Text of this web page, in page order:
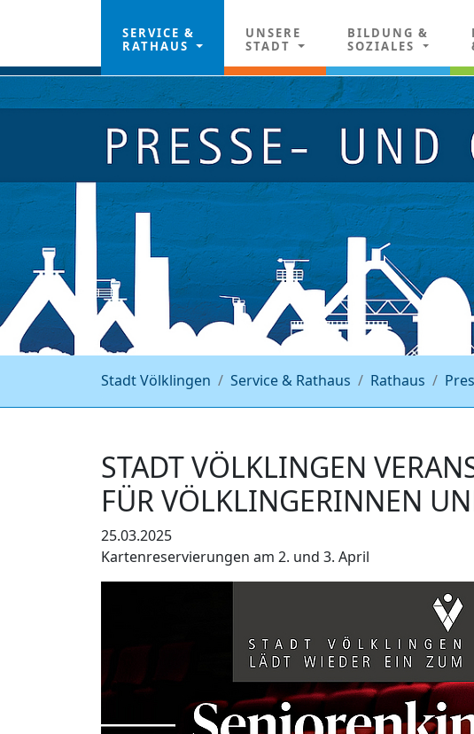
SERVICE &
RATHAUS
UNSERE
STADT
BILDUNG &
SOZIALES
Stadt Völklingen Service & Rathaus Rathaus
STADT VÖLKLINGEN
FÜR VÖLKLINGERINNEN
25.03.2025
Kartenreservierungen am 2. und 3. April